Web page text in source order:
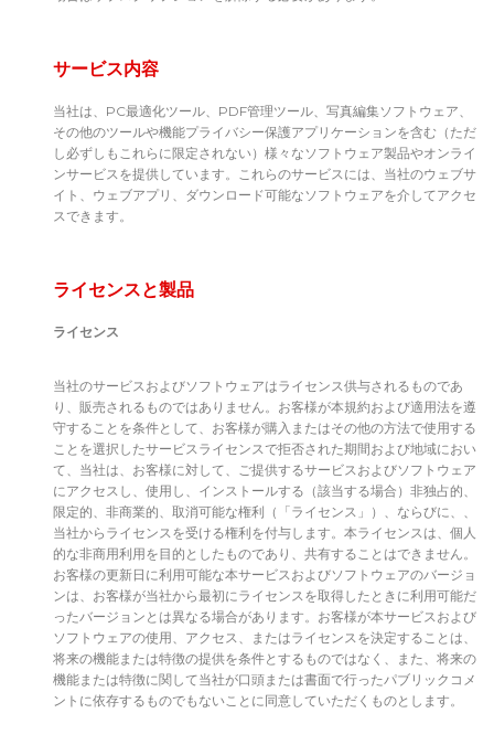
サービス内容
当社は、PC最適化ツール、PDF管理ツール、写真編集ソフトウェア、
その他のツールや機能プライバシー保護アプリケーションを含む（ただ
し必ずしもこれらに限定されない）様々なソフトウェア製品やオンライ
ンサービスを提供しています。これらのサービスには、当社のウェブサ
イト、ウェブアプリ、ダウンロード可能なソフトウェアを介してアクセ
スできます。
ライセンスと製品
ライセンス
当社のサービスおよびソフトウェアはライセンス供与されるものであ
り、販売されるものではありません。お客様が本規約および適用法を遵
守することを条件として、お客様が購入またはその他の方法で使用する
ことを選択したサービスライセンスで拒否された期間および地域におい
て、当社は、お客様に対して、ご提供するサービスおよびソフトウェア
にアクセスし、使用し、インストールする（該当する場合）非独占的、
限定的、非商業的、取消可能な権利（「ライセンス」）、ならびに、、
当社からライセンスを受ける権利を付与します。本ライセンスは、個人
的な非商用利用を目的としたものであり、共有することはできません。
お客様の更新日に利用可能な本サービスおよびソフトウェアのバージョ
ンは、お客様が当社から最初にライセンスを取得したときに利用可能だ
ったバージョンとは異なる場合があります。お客様が本サービスおよび
ソフトウェアの使用、アクセス、またはライセンスを決定することは、
将来の機能または特徴の提供を条件とするものではなく、また、将来の
機能または特徴に関して当社が口頭または書面で行ったパブリックコメ
ントに依存するものでもないことに同意していただくものとします。